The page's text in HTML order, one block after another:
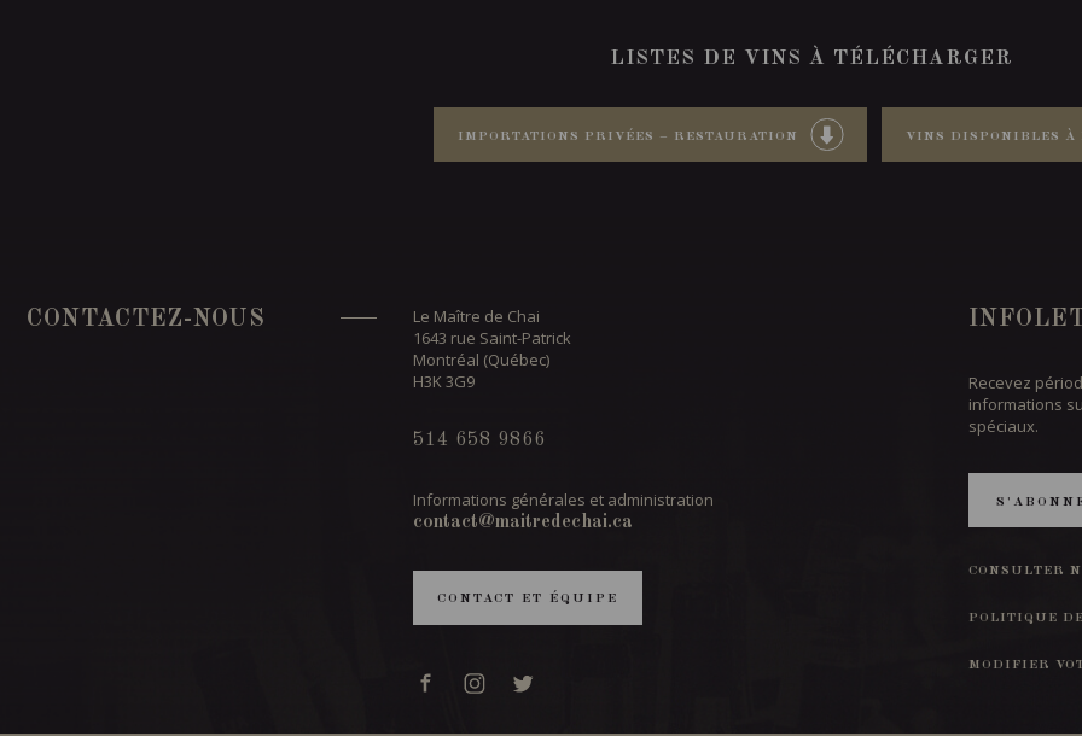
LISTES DE VINS À TÉLÉCHARGER
IMPORTATIONS PRIVÉES – RESTAURATION VINS DISPONIBLES À
CONTACTEZ-NOUS
Le Maître de Chai
1643 rue Saint-Patrick
Montréal (Québec)
H3K 3G9
514 658 9866
Informations générales et administration
contact@maitredechai.ca
CONTACT ET ÉQUIPE
Recevez
informations
spéciaux.
CONSULTER
POLITIQUE
MODIFIER